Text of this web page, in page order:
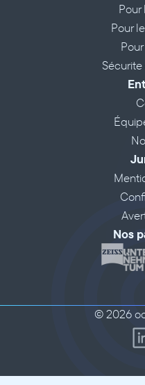
Pour
Pour
Nos
© 2026